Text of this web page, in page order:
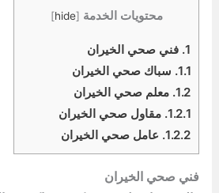
محتويات الخدمة [
hide
]
1. فني صحي الخيران
1.1. سباك صحي الخيران
1.2. معلم صحي الخيران
1.2.1. مقاول صحي الخيران
1.2.2. عامل صحي الخيران
فني صحي الخيران